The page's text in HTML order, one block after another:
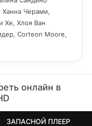
Черами,
Хе, Хлоя Ван
Corteon Moore,
онлайн в
ЗАПАСНОЙ ПЛЕЕР